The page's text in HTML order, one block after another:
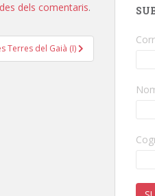
dels comentaris.
Terres del Gaià (I)